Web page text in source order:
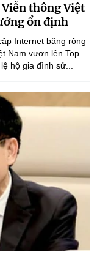
thông Việt
ổn định
Internet băng rộng
Nam vươn lên Top
hộ gia đình sử...